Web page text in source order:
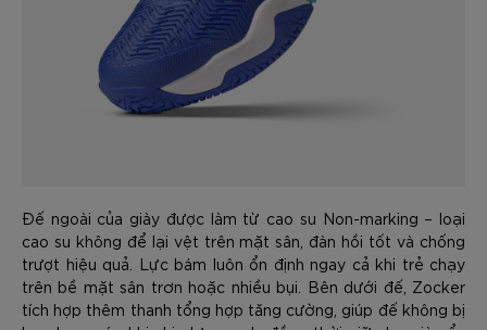
Đế ngoài của giày được làm từ cao su Non-marking – loại
cao su không để lại vệt trên mặt sân, đàn hồi tốt và chống
trượt hiệu quả. Lực bám luôn ổn định ngay cả khi trẻ chạy
trên bề mặt sân trơn hoặc nhiều bụi. Bên dưới đế, Zocker
tích hợp thêm thanh tổng hợp tăng cường, giúp đế không bị